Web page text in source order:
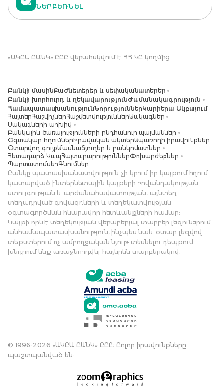
ՆԵՐԲԵՌՆԵԼ
«ԱԿԲԱ ԲԱՆԿ» ԲԲԸ վերահսկվում է ՀՀ ԿԲ կողմից
Բանկի մասինԲաժնետերեր և սեփականատերեր
Բանկի խորհուրդ և ղեկավարությունԺամանակագրություն
ՀամապատասխանությունՆորություններԿարիերա Ակբայում
ՀայտերՀաշվիչներՀաշվետվություններՍակագներ
Սակագների արխիվ
Բանկային ծառայությունների ընդհանուր պայմաններ
Օգտակար հղումներ Իրավական ակտերՍպառողի իրավունքներ
Օտարվող գույքՄասնաճյուղեր և բանկոմատներ
Հետադարձ ԿապՀայտարարություններՓոխարժեքներ
ՊարտատոմսերԳնումներ
Բանկը պատասխանատվություն չի կրում իր կայքում հղում
կատարված ինտերնետային կայքերի բովանդակության
ստույգության և արժանահավատության, այնտեղ
տեղադրված գովազդների և տեղեկատվության
օգտագործման հնարավոր հետևանքների համար:
Կայքի որևէ տեղեկության վերաբերյալ տարբեր լեզուներում
անհամապատասխանություն, ինչպես նաև օտար լեզվով
տեքստերում ոչ ամբողջական նյութ տեսնելու դեպքում
խնդրում ենք առաջնորդվել հայերեն տարբերակով։
© 1996-2026 «ԱԿԲԱ ԲԱՆԿ» ԲԲԸ։ Բոլոր իրավունքները
պաշտպանված են: